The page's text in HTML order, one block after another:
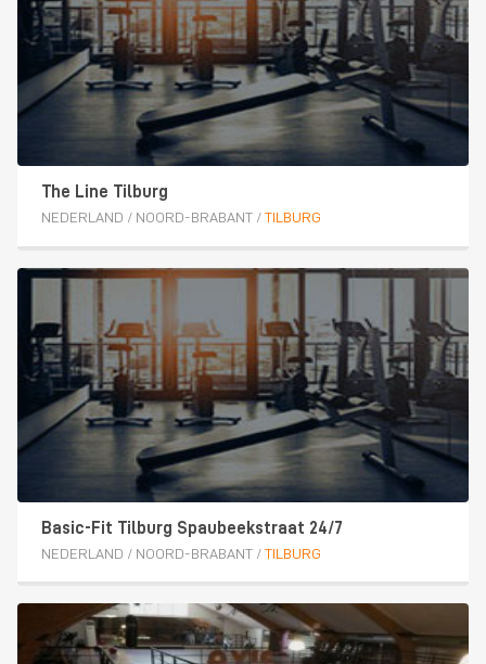
The Line Tilburg
NEDERLAND / NOORD-BRABANT/ TILBURG
Basic-Fit Tilburg Spaubeekstraat 24/7
NEDERLAND / NOORD-BRABANT/ TILBURG